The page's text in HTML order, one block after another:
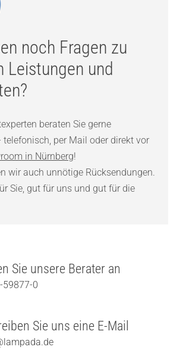
noch Fragen zu
Leistungen und
beraten Sie gerne
telefonisch, per Mail oder direkt vor
in Nürnberg!
wir auch unnötige Rücksendungen.
Sie, gut für uns und gut für die
Sie unsere Berater an
59877-0
Sie uns eine E-Mail